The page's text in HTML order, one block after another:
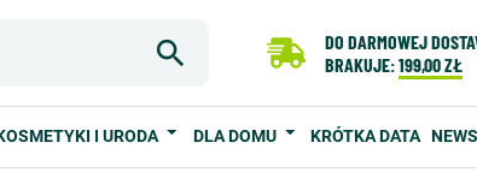
DO DARMOWEJ
BRAKUJE:199,00 ZŁ
I URODA DLA DOMU KRÓTKA DATA NEWS